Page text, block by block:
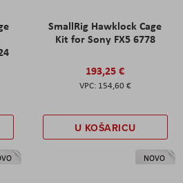
SmallRig Hawklock Cage
Kit for Sony FX5 6778
193,25 €
154,60 €
U KOŠARICU
NOVO